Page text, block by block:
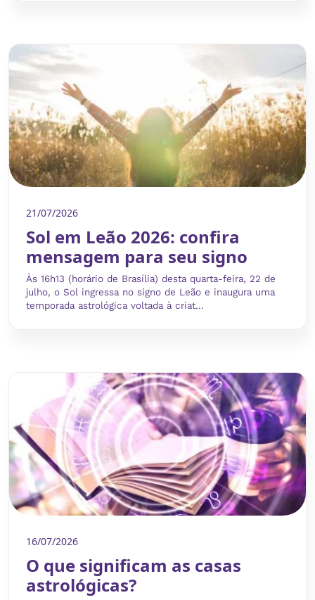
21/07/2026
Sol em Leão 2026: confira
mensagem para seu signo
Às 16h13 (horário de Brasília) desta quarta-feira, 22 de
julho, o Sol ingressa no signo de Leão e inaugura uma
temporada astrológica voltada à criat...
16/07/2026
O que significam as casas
astrológicas?